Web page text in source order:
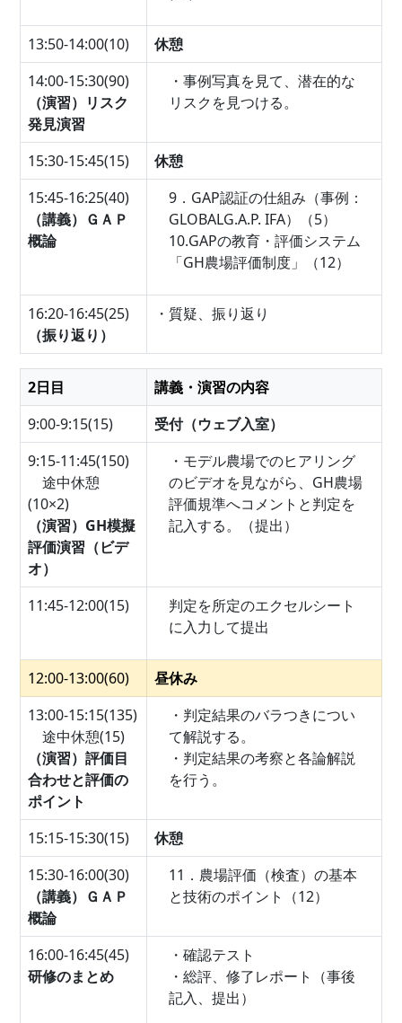
13:50-14:00(10)
休憩
14:00-15:30(90)
（演習）リスク
発見演習
・事例写真を見て、潜在的な
リスクを見つける。
15:30-15:45(15)
休憩
15:45-16:25(40)
（講義）ＧＡＰ
概論
9．GAP認証の仕組み（事例：
GLOBALG.A.P. IFA）（5）
10.GAPの教育・評価システム
「GH農場評価制度」（12）
16:20-16:45(25)
（振り返り）
・質疑、振り返り
2日目
講義・演習の内容
9:00-9:15(15)
受付（ウェブ入室）
9:15-11:45(150)
途中休憩
(10×2)
（演習）GH模擬
評価演習（ビデ
オ）
・モデル農場でのヒアリング
のビデオを見ながら、GH農場
評価規準へコメントと判定を
記入する。（提出）
11:45-12:00(15)
判定を所定のエクセルシート
に入力して提出
12:00-13:00(60)
昼休み
13:00-15:15(135)
途中休憩(15)
（演習）評価目
合わせと評価の
ポイント
・判定結果のバラつきについ
て解説する。
・判定結果の考察と各論解説
を行う。
15:15-15:30(15)
休憩
15:30-16:00(30)
（講義）ＧＡＰ
概論
11．農場評価（検査）の基本
と技術のポイント（12）
16:00-16:45(45)
研修のまとめ
・確認テスト
・総評、修了レポート（事後
記入、提出）